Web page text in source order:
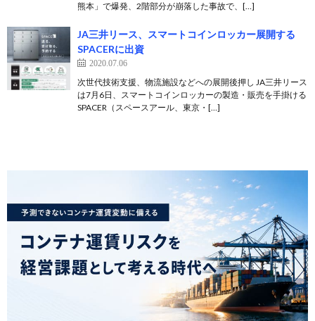
熊本」で爆発、2階部分が崩落した事故で、[…]
JA三井リース、スマートコインロッカー展開する
SPACERに出資
2020.07.06
次世代技術支援、物流施設などへの展開後押し JA三井リース
は7月6日、スマートコインロッカーの製造・販売を手掛ける
SPACER（スペースアール、東京・[…]